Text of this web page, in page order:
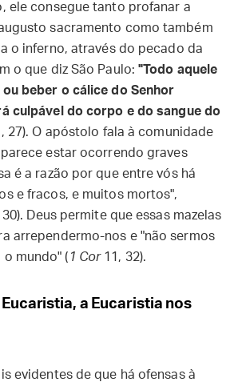
ele consegue tanto profanar a
sacramento como também
o inferno, através do pecado da
o que diz São Paulo:"Todo aquele
beber o cálice do Senhor
culpável do corpo e do sangue do
27). O apóstolo fala à comunidade
estar ocorrendo graves
é a razão por que entre vós há
e fracos, e muitos mortos",
Deus permite que essas mazelas
arrependermo-nos e "não sermos
mundo" ( 1 Cor11, 32).
a Eucaristia nos
evidentes de que há ofensas à